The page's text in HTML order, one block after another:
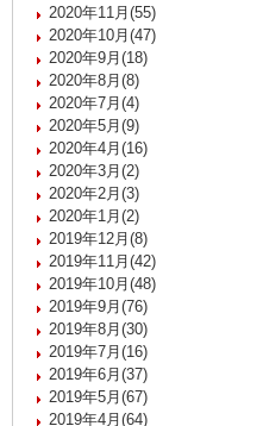
2020年11月(55)
2020年10月(47)
2020年9月(18)
2020年8月(8)
2020年7月(4)
2020年5月(9)
2020年4月(16)
2020年3月(2)
2020年2月(3)
2020年1月(2)
2019年12月(8)
2019年11月(42)
2019年10月(48)
2019年9月(76)
2019年8月(30)
2019年7月(16)
2019年6月(37)
2019年5月(67)
2019年4月(64)